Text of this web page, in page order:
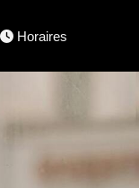
Horaires